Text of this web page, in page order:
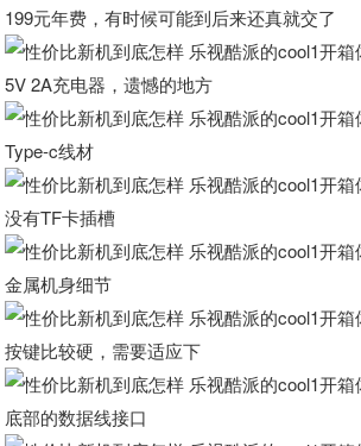
199元年费，有时候可能到后来还真就交了
5V 2A充电器，遗憾的地方
Type-c线材
没有TF卡插槽
金属机身细节
按键比较硬，需要适应下
底部的数据线接口